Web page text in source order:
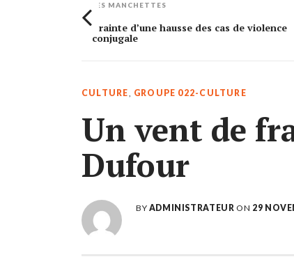
LES MANCHETTES
Crainte d’une hausse des cas de violence
conjugale
CULTURE, GROUPE 022-CULTURE
Un vent de
Dufour
BY ADMINISTRATEUR ON 29